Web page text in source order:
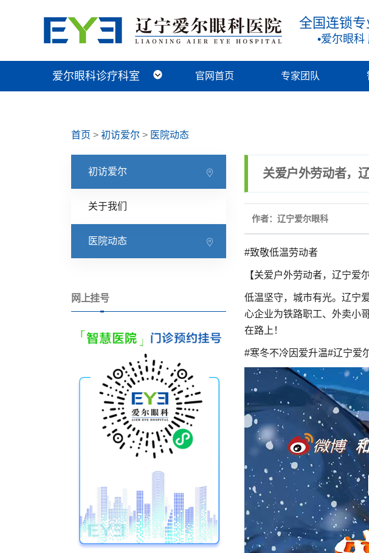
全国连锁
•爱尔眼科
爱尔眼科诊疗科室
近视手术科
视光及小儿眼病科
白内障科
青光眼科
角膜眼表科
整形眼眶科
眼底病科
中医眼科 官网首页 专家团队
首页 > 初访爱尔 > 医院动态
初访爱尔
关于我们
医院动态
网上挂号
关爱户外劳动者，
作者：辽宁爱尔眼科
#致敬低温劳动者
【关爱户外劳动者，辽宁爱
低温坚守，城市有光。辽宁
心企业为铁路职工、外卖小
在路上！
#寒冬不冷因爱升温#辽宁爱